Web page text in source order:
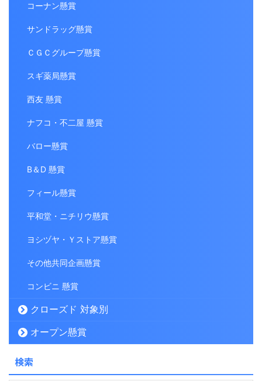
コーナン懸賞
サンドラッグ懸賞
ＣＧＣグループ懸賞
スギ薬局懸賞
西友 懸賞
ナフコ・不二屋 懸賞
バロー懸賞
B＆D 懸賞
フィール懸賞
平和堂・ニチリウ懸賞
ヨシヅヤ・Ｙストア懸賞
その他共同企画懸賞
コンビニ 懸賞
クローズド 対象別
オープン懸賞
検索